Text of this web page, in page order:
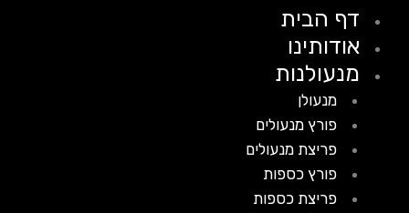
דף הבית
אודותינו
מנעולנות
מנעולן
פורץ מנעולים
פריצת מנעולים
פורץ כספות
פריצת כספות